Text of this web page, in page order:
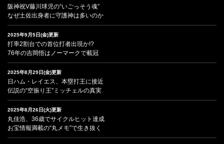
阪神祝V藤川球児の“いごっそう魂”
なぜ土佐出身者に守護神は多いのか
2025年9月5日(金)更新
打率2割台での首位打者出現か!?
76年の吉岡悟はノーマークで載冠
2025年8月29日(金)更新
日ハム・レイエス、本塁打王に接近
伝説の“空振り王”ミッチェルの真実
2025年8月26日(火)更新
丸佳浩、36歳でサイクルヒット達成
お宝情報満載の“丸メモ”で生き抜く